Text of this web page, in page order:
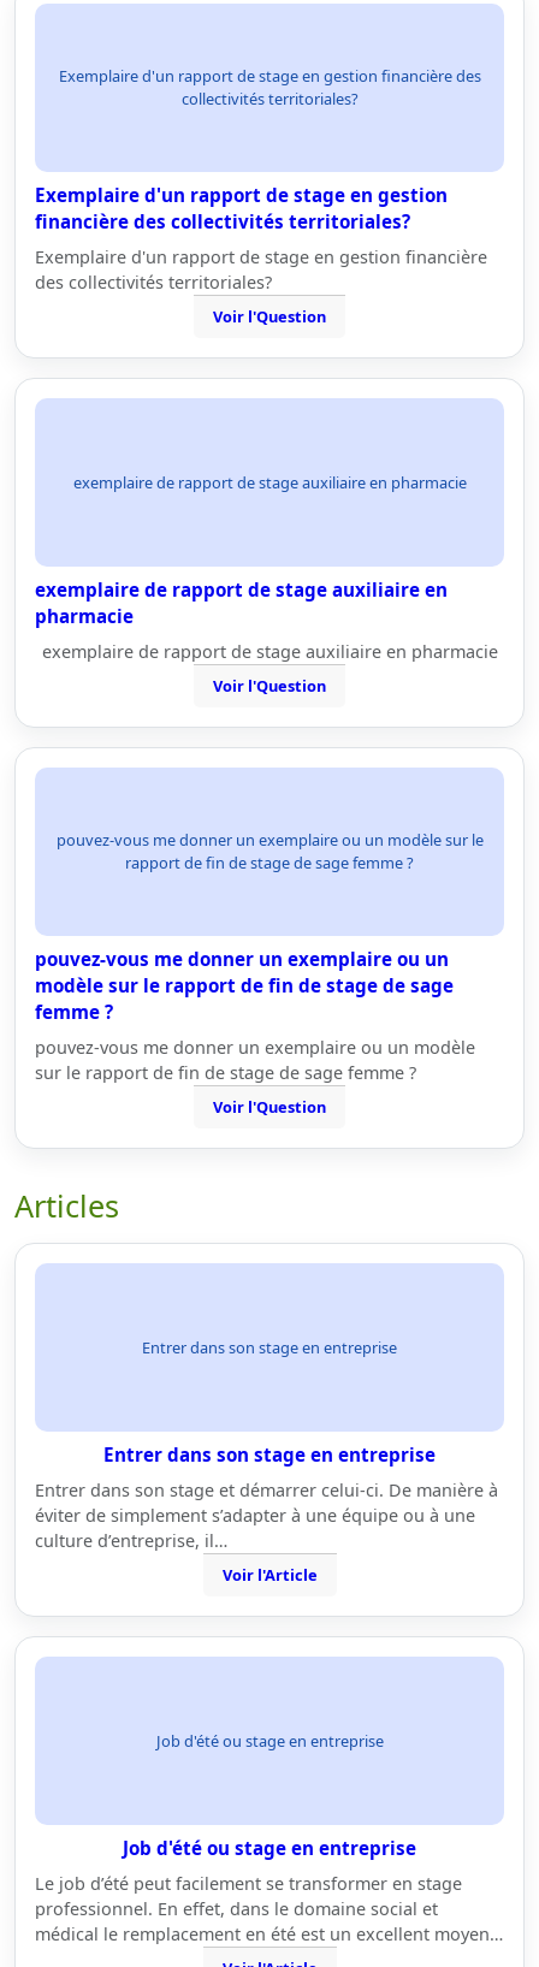
Exemplaire d'un rapport de stage en gestion financière des
collectivités territoriales?
Exemplaire d'un rapport de stage en gestion
financière des collectivités territoriales?
Exemplaire d'un rapport de stage en gestion financière
des collectivités territoriales?
Voir l'Question
exemplaire de rapport de stage auxiliaire en pharmacie
exemplaire de rapport de stage auxiliaire en
pharmacie
exemplaire de rapport de stage auxiliaire en pharmacie
Voir l'Question
pouvez-vous me donner un exemplaire ou un modèle sur le
rapport de fin de stage de sage femme ?
pouvez-vous me donner un exemplaire ou un
modèle sur le rapport de fin de stage de sage
femme ?
pouvez-vous me donner un exemplaire ou un modèle
sur le rapport de fin de stage de sage femme ?
Voir l'Question
Articles
Entrer dans son stage en entreprise
Entrer dans son stage en entreprise
Entrer dans son stage et démarrer celui-ci. De manière à
éviter de simplement s’adapter à une équipe ou à une
culture d’entreprise, il…
Voir l'Article
Job d'été ou stage en entreprise
Job d'été ou stage en entreprise
Le job d’été peut facilement se transformer en stage
professionnel. En effet, dans le domaine social et
médical le remplacement en été est un excellent moyen…